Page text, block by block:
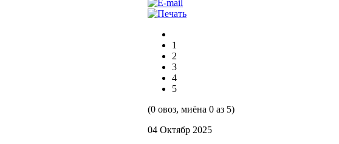
1
2
3
4
5
(0 овоз, миёна 0 аз 5)
04 Октябр 2025